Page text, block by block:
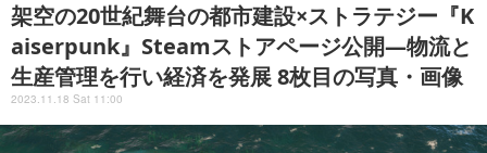
架空の20世紀舞台の都市建設×ストラテジー『K
aiserpunk』Steamストアページ公開―物流と
生産管理を行い経済を発展 8枚目の写真・画像
2023.11.18 Sat 11:00